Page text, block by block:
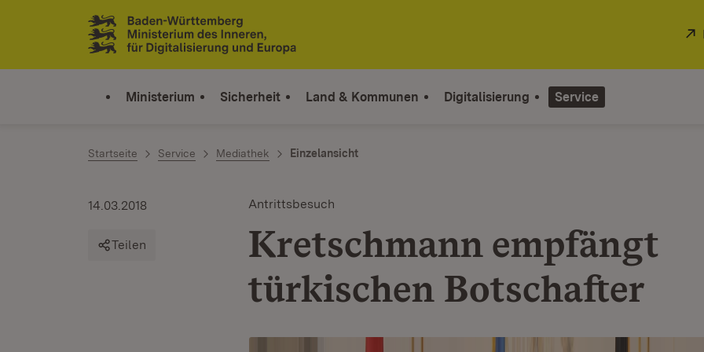
Zum Inhalt springen
Link zur Startseite
Ministerium Sicherheit Land & Kommunen Digitalisierung Service
Startseite Service Mediathek Einzelansicht
Antrittsbesuch
Kretschmann empfängt
türkischen Botschafter
14.03.2018
Teilen